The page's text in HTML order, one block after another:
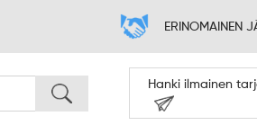
HINTA